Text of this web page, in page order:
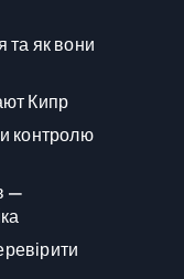
та як вони
Кипр
контролю
—